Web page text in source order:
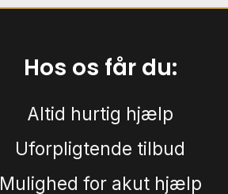
Hos os får du:
Altid hurtig hjælp
Uforpligtende tilbud
Mulighed for akut hjælp